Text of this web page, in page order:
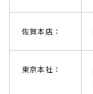
佐賀本店：
東京本社：